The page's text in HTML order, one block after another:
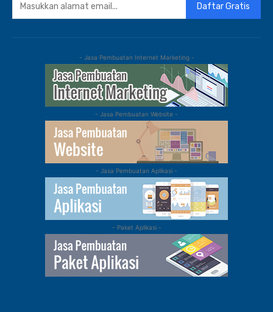
Daftar Gratis
- Jasa Pembuatan Internet Marketing -
- Jasa Pembuatan Website -
- Jasa Pembuatan Aplikasi -
- Paket Aplikasi -